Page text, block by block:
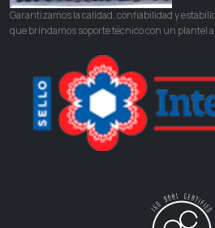
Garantizamos la calidad, confiabilidad y
que brindamos soporte técnico con un plantel